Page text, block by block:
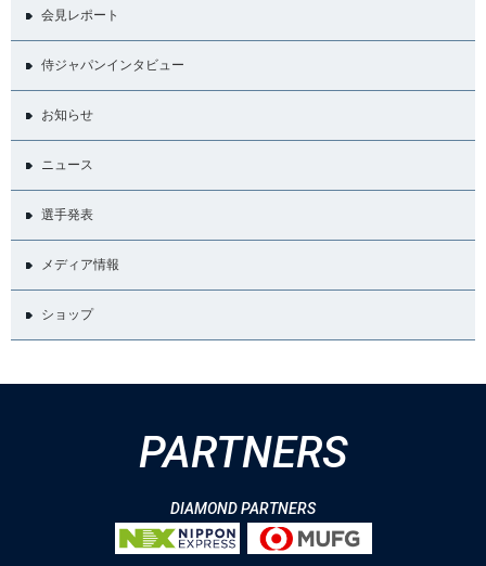
会見レポート
侍ジャパンインタビュー
お知らせ
ニュース
選手発表
メディア情報
ショップ
PARTNERS
DIAMOND PARTNERS